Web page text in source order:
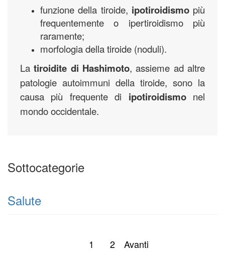
funzione della tiroide, ipotiroidismopiù
frequentemente o ipertiroidismo più
raramente;
morfologia della tiroide (noduli).
Latiroidite di Hashimoto, assieme ad altre
patologie autoimmuni della tiroide, sono la
causa più frequente di ipotiroidismonel
mondo occidentale.
Sottocategorie
Salute
1 2 Avanti